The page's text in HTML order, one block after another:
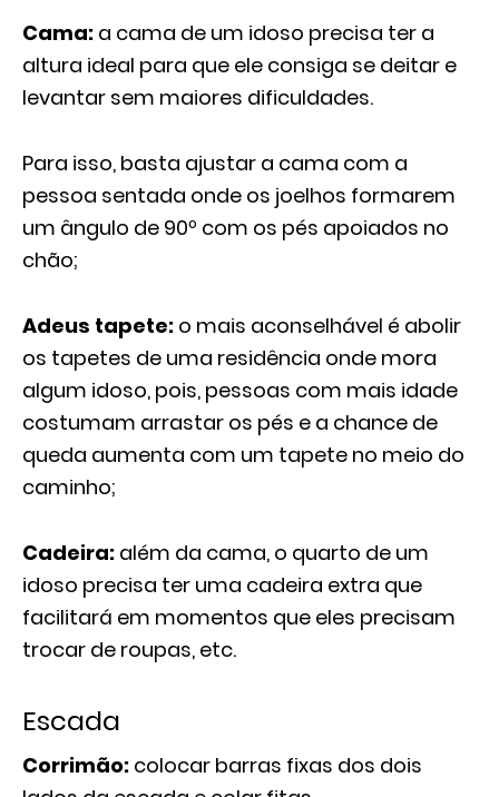
Cama: a cama de um idoso precisa ter a
altura ideal para que ele consiga se deitar e
levantar sem maiores dificuldades.
Para isso, basta ajustar a cama com a
pessoa sentada onde os joelhos formarem
um ângulo de 90º com os pés apoiados no
chão;
Adeus tapete: o mais aconselhável é abolir
os tapetes de uma residência onde mora
algum idoso, pois, pessoas com mais idade
costumam arrastar os pés e a chance de
queda aumenta com um tapete no meio do
caminho;
Cadeira: além da cama, o quarto de um
idoso precisa ter uma cadeira extra que
facilitará em momentos que eles precisam
trocar de roupas, etc.
Escada
Corrimão: colocar barras fixas dos dois